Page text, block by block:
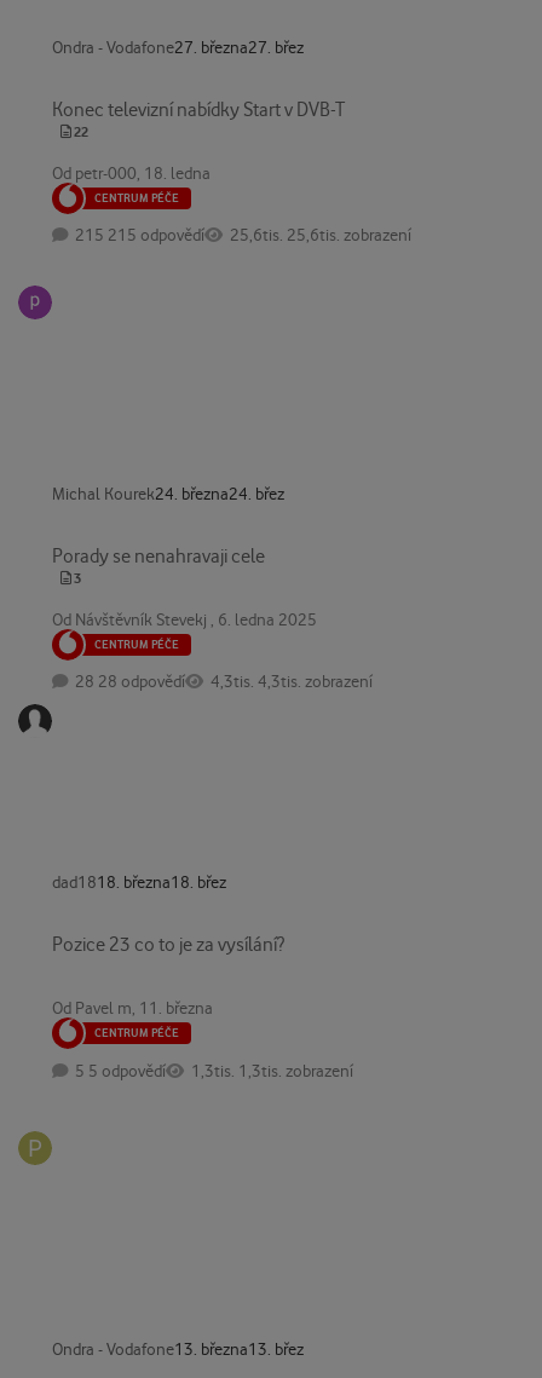
Ondra - Vodafone27. března27. břez
Konec televizní nabídky Start v DVB-T
22
Od petr-000, 18. ledna
CENTRUM PÉČE
215 odpovědí 25,6tis. zobrazení
Michal Kourek24. března24. břez
Porady se nenahravaji cele
3
Od Návštěvník Stevekj , 6. ledna 2025
CENTRUM PÉČE
28 odpovědí 4,3tis. zobrazení
dad1818. března18. břez
Pozice 23 co to je za vysílání?
Od Pavel m, 11. března
CENTRUM PÉČE
5 odpovědí 1,3tis. zobrazení
Ondra - Vodafone13. března13. břez